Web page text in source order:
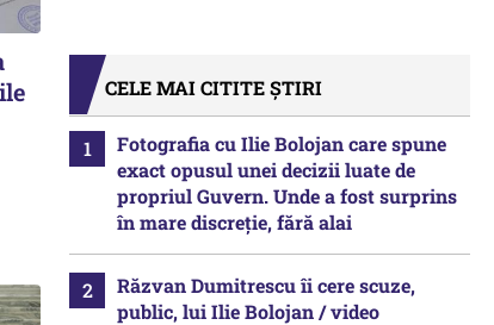
CELE MAI CITITE ȘTIRI
Fotografia cu Ilie Bolojan care spune
exact opusul unei decizii luate de
propriul Guvern. Unde a fost surprins
în mare discreție, fără alai
Răzvan Dumitrescu îi cere scuze,
public, lui Ilie Bolojan / video